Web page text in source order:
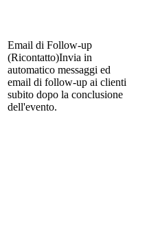
Email di Follow-up
(Ricontatto)Invia in
automatico messaggi ed
email di follow-up ai clienti
subito dopo la conclusione
dell'evento.